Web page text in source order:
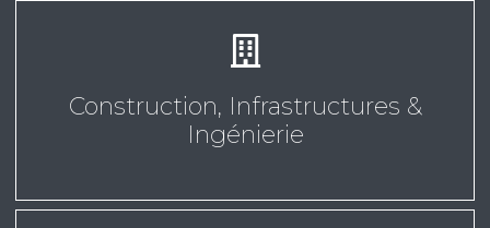
Construction, Infrastructures &
Ingénierie